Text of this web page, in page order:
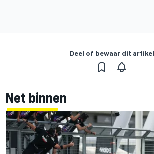
Deel of bewaar dit artikel
Net binnen